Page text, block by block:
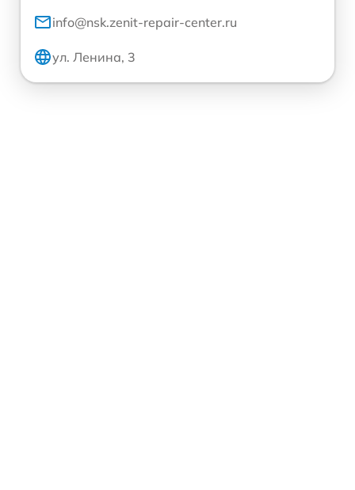
info@nsk.zenit-repair-center.ru
ул. Ленина, 3